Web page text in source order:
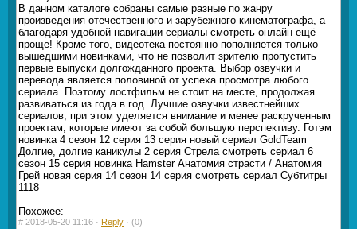
В данном каталоге собраны самые разные по жанру
произведения отечественного и зарубежного кинематографа, а
благодаря удобной навигации сериалы смотреть онлайн ещё
проще! Кроме того, видеотека постоянно пополняется только
вышедшими новинками, что не позволит зрителю пропустить
первые выпуски долгожданного проекта. Выбор озвучки и
перевода является половиной от успеха просмотра любого
сериала. Поэтому лостфильм не стоит на месте, продолжая
развиваться из года в год. Лучшие озвучки известнейших
сериалов, при этом уделяется внимание и менее раскрученным
проектам, которые имеют за собой большую перспективу. Готэм
новинка 4 сезон 12 серия 13 серия новый сериал GoldTeam
Долгие, долгие каникулы 2 серия Стрела смотреть сериал 6
сезон 15 серия новинка Hamster Анатомия страсти / Анатомия
Грей новая серия 14 сезон 14 серия смотреть сериал Субтитры
1118
Похожее:
# 2018-05-20 11:16 · Reply · (0)